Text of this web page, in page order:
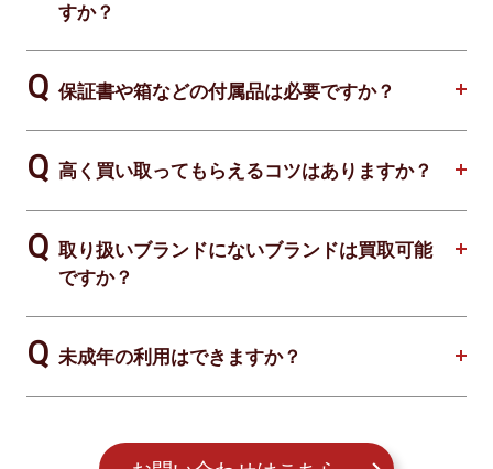
すか？
保証書や箱などの付属品は必要ですか？
高く買い取ってもらえるコツはありますか？
取り扱いブランドにないブランドは買取可能
ですか？
未成年の利用はできますか？